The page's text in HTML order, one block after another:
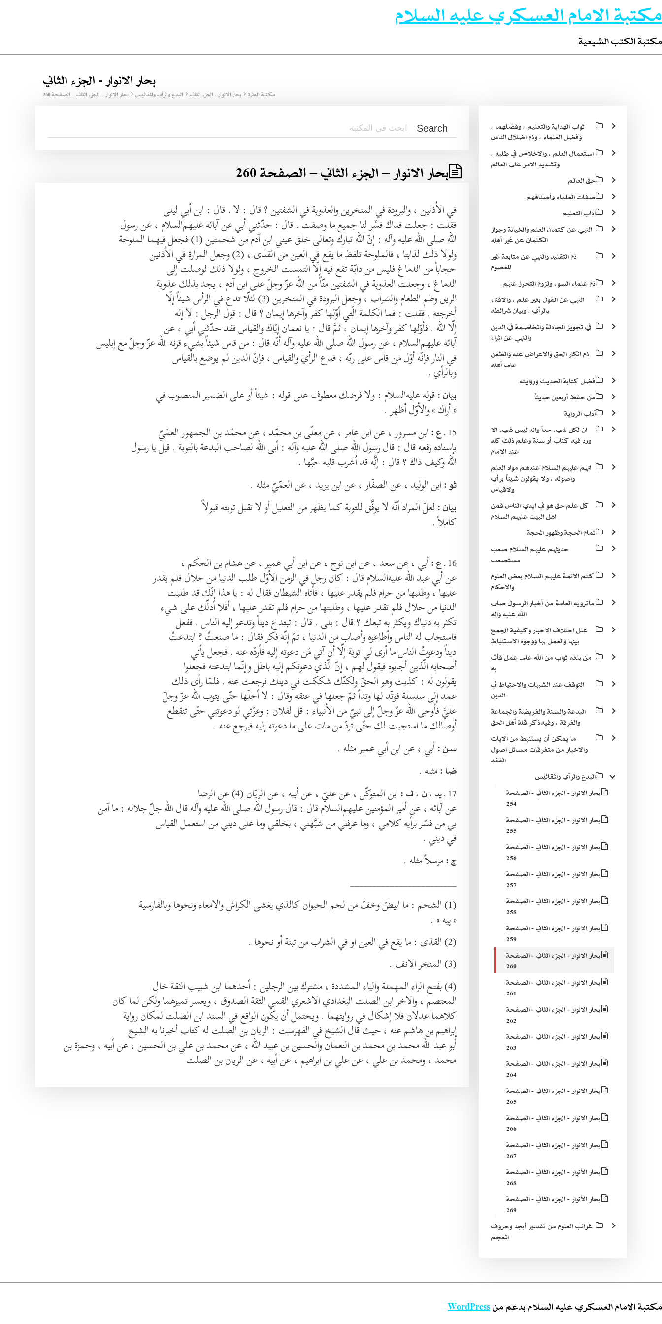
مكتبة الامام العسكري عليه السلام
مكتبة الكتب الشيعية
بحار الانوار - الجزء الثاني
مكتبة العترة بحار الانوار - الجزء الثاني البدع والرأي والمقائيس بحار الانوار – الجزء الثاني – الصفحة 260
بحار الانوار – الجزء الثاني – الصفحة 260
في الاُذنين ، والبرودة في المنخرين والعذوبة في الشفتين ؟ قال : لا . قال : ابن أبي ليلى
فقلت : جعلت فداك فسِّر لنا جميع ما وصفت . قال : حدّثني أبي عن آبائه عليهم‌السلام ، عن رسول
الله صلى الله عليه وآله : إنّ الله تبارك وتعالى خلق عيني ابن آدم من شحمتين (1) فجعل فيهما الملوحة
ولولا ذلك لذابتا ، فالملوحة تلفظ ما يقع في العين من القذى ، (2) وجعل المرارة في الاُذنين
حجاباً من الدماغ فليس من دابّة تقع فيه إلّا التمست الخروج ، ولولا ذلك لوصلت إلى
الدماغ ، وجعلت العذوبة في الشفتين منّاً من الله عزّ وجلّ على ابن آدم ، يجد بذلك عذوبة
الريق وطم الطعام والشراب ، وجعل البرودة في المنخرين (3) لئلّا تدع في الرأس شيئاً إلّا
أخرجته . فقلت : فما الكلمة الّتي أوّلها كفر وآخرها إيمان ؟ قال : قول الرجل : لا إله
إلّا الله . فأوّلها كفر وآخرها إيمان ، ثمَّ قال : يا نعمان إيّاك والقياس فقد حدّثني أبي ، عن
آبائه عليهم‌السلام ، عن رسول الله صلى الله عليه وآله أنّه قال : من قاس شيئاً بشيء قرنه الله عزّ وجلّ مع إبليس
في النار فإنّه أوّل من قاس على ربّه ، فدع الرأي والقياس ، فإنّ الدين لم يوضع بالقياس
وبالرأي .
بيان :قوله عليه‌السلام : ولا فرضك معطوف على قوله : شيئاً أو على الضمير المنصوب في
« أراك » والأوّل أظهر .
15 ـ ع :ابن مسرور ، عن ابن عامر ، عن معلّى بن محمّد ، عن محمّد بن الجمهور العمّيّ
بإسناده رفعه قال : قال رسول الله صلى الله عليه وآله : أبى الله لصاحب البدعة بالتوبة . قيل يا رسول
الله وكيف ذاك ؟ قال : إنَّه قد اُشرب قلبه حبَّها .
ثو :ابن الوليد ، عن الصفّار ، عن ابن يزيد ، عن العمّيّ مثله .
بيان :لعلّ المراد أنّه لا يوفَّق للتوبة كما يظهر من التعليل أو لا تقبل توبته قبولاً
كاملاً .
16 ـ ع :أبي ، عن سعد ، عن ابن نوح ، عن ابن أبي عمير ، عن هشام بن الحكم ،
عن أبي عبد الله عليه‌السلام قال : كان رجل في الزمن الأوّل طلب الدنيا من حلال فلم يقدر
عليها ، وطلبها من حرام فلم يقدر عليها ، فأتاه الشيطان فقال له : يا هذا إنّك قد طلبت
الدنيا من حلال فلم تقدر عليها ، وطلبتها من حرام فلم تقدر عليها ، أفلا أدلّك على شيء
تكثر به دنياك ويكثر به تبعك ؟ قال : بلى . قال : تبتدع ديناً وتدعو إليه الناس . ففعل
فاستجاب له الناس وأطاعوه وأصاب من الدنيا ، ثمّ إنّه فكر فقال : ما صنعتُ ؟ ابتدعتُ
ديناً ودعوتُ الناس ما أرى لي توبة إلّا أن آتي مَن دعوته إليه فأردّه عنه . فجعل يأتي
أصحابه الّذين أجابوه فيقول لهم ، إنّ الّذي دعوتكم إليه باطل وإنّما ابتدعته فجعلوا
يقولون له : كذبت وهو الحقّ ولكنّك شككت في دينك فرجعت عنه . فلمّا رأى ذلك
عمد إلى سلسلة فوتّد لها وتداً ثمّ جعلها في عنقه وقال : لا أحلّها حتّى يتوب الله عزّ وجلّ
عليَّ فأوحى الله عزّ وجلّ إلى نبيّ من الأنبياء : قل لفلان : وعزّتي لو دعوتني حتّى تنقطع
أوصالك ما استجبت لك حتّى تردّ من مات على ما دعوته إليه فيرجع عنه .
سن :أبي ، عن ابن أبي عمير مثله .
ضا :مثله .
17 ـ يد ، ن ، لى :ابن المتوكّل ، عن عليّ ، عن أبيه ، عن الريّان (4) عن الرضا
عن آبائه ، عن أمير المؤمنين عليهم‌السلام قال : قال رسول الله صلى الله عليه وآله قال الله جلّ جلاله : ما آمن
بي من فسّر برأيه كلامي ، وما عرفني من شبَّهني ، بخلقي وما على ديني من استعمل القياس
في ديني .
ج :مرسلاً مثله .
________________________
(1) الشحم : ما ابيضّ وخفّ من لحم الحيوان كالذي يغشى الكراش والامعاء ونحوها وبالفارسية
« پيه » .
(2) القذى : ما يقع في العين او في الشراب من تبنة أو نحوها .
(3) المنخر الانف .
(4) بفتح الراء المهملة والياء المشددة ، مشترك بين الرجلين : أحدهما ابن شبيب الثقة خال
المعتصم ، والاخر ابن الصلت البغدادي الاشعري القمي الثقة الصدوق ، ويعسر تميزهما ولكن لما كان
كلاهما عدلان فلا إشكال في روايتهما . ويحتمل أن يكون الواقع في السند ابن الصلت لمكان رواية
إبراهيم بن هاشم عنه ، حيث قال الشيخ في الفهرست : الريان بن الصلت له كتاب أخبرنا به الشيخ
أبو عبد الله محمد بن محمد بن النعمان والحسين بن عبيد الله ، عن محمد بن علي بن الحسين ، عن أبيه ، وحمزة بن
محمد ، ومحمد بن علي ، عن علي بن ابراهيم ، عن أبيه ، عن الريان بن الصلت
ثواب الهداية والتعليم ، وفضلهما ،
وفضل العلماء ، وذم اضلال الناس
استعمال العلم ، والاخلاص في طلبه ،
وتشديد الامر على العالم
حق العالم
صفات العلماء وأصنافهم
آداب التعليم
النهي عن كتمان العلم والخيانة وجواز
الكتمان عن غير أهله
ذم التقليد والنهي عن متابعة غير
المعصوم
ذم علماء السوء ولزوم التحرز عنهم
النهي عن القول بغير علم ، والافتاء
بالرأي ، وبيان شرائطه
في تجويز المجادلة والمخاصمة في الدين
والنهي عن المراء
ذم انكار الحق والاعراض عنه والطعن
على أهله
فضل كتابة الحديث وروايته
من حفظ أربعين حديثاً
آداب الرواية
ان لكل شيء حداً وانه ليس شيء الا
ورد فيه كتاب أو سنة وعلم ذلك كله
عند الامام
انهم عليهم السلام عندهم مواد العلم
واصوله ، ولا يقولون شيئاً برأي
ولاقياس
كل علم حق هو في ايدي الناس فمن
اهل البيت عليهم السلام
تمام الحجة وظهور المحجة
حديثهم عليهم السلام صعب
مستصعب
كتم الائمة عليهم السلام بعض العلوم
والاحكام
ماترويه العامة من أخبار الرسول صلى
الله عليه وآله
علل اختلاف الاخبار وكيفية الجمع
بينها والعمل بها ووجوه الاستنباط
من بلغه ثواب من الله على عمل فأتى
به
التوقف عند الشبهات والاحتياط في
الدين
البدعة والسنة والفريضة والجماعة
والفرقة ، وفيه ذكر قلة أهل الحق
ما يمكن أن يستنبط من الايات
والاخبار من متفرقات مسائل اصول
الفقه
البدع والرأي والمقائيس
بحار الانوار - الجزء الثاني - الصفحة
254
بحار الانوار - الجزء الثاني - الصفحة
255
بحار الانوار - الجزء الثاني - الصفحة
256
بحار الانوار - الجزء الثاني - الصفحة
257
بحار الانوار - الجزء الثاني - الصفحة
258
بحار الانوار - الجزء الثاني - الصفحة
259
بحار الانوار - الجزء الثاني - الصفحة
260
بحار الانوار - الجزء الثاني - الصفحة
261
بحار الانوار - الجزء الثاني - الصفحة
262
بحار الانوار - الجزء الثاني - الصفحة
263
بحار الانوار - الجزء الثاني - الصفحة
264
بحار الانوار - الجزء الثاني - الصفحة
265
بحار الانوار - الجزء الثاني - الصفحة
266
بحار الانوار - الجزء الثاني - الصفحة
267
بحار الأنوار - الجزء الثاني - الصفحة
268
بحار الأنوار - الجزء الثاني - الصفحة
269
غرائب العلوم من تفسير أبجد وحروف
المعجم
مكتبة الامام العسكري عليه السلام بدعم منWordPress